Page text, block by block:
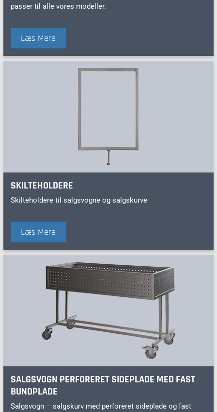
passer til alle vores modeller.
Læs Mere
SKILTEHOLDERE
Skilteholdere til salgsvogne og salgskurve
Læs Mere
SALGSVOGN PERFORERET SIDEPLADE MED FAST
BUNDPLADE
Salgsvogn – salgskurv med perforeret sideplade og fast